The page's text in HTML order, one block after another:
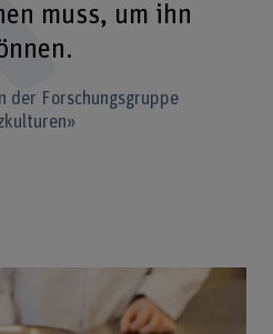
muss, um ihn
der Forschungsgruppe